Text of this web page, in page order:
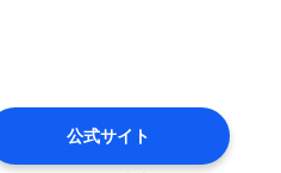
公式サイト